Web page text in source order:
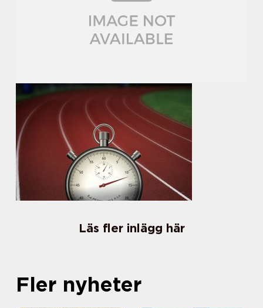
Läs fler inlägg här
Fler nyheter